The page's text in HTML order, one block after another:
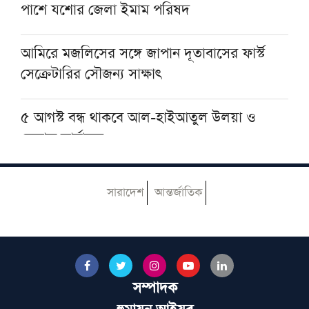
সংরক্ষণের আহ্বান
পাশে যশোর জেলা ইমাম পরিষদ
আমিরে মজলিসের সঙ্গে জাপান দূতাবাসের ফার্স্ট
সেক্রেটারির সৌজন্য সাক্ষাৎ
৫ আগস্ট বন্ধ থাকবে আল-হাইআতুল উলয়া ও
বেফাক কার্যালয়
হেজবুত তাওহীদ কেন ভ্রান্ত, কী তাদের আকিদা
আজ ঢাকায় আসছেন দেওবন্দের মুহতামিম, জেনে
সারাদেশ আন্তর্জাতিক
সম্পাদক